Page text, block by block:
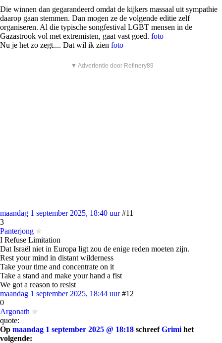
Die winnen dan gegarandeerd omdat de kijkers massaal uit sympathie
daarop gaan stemmen. Dan mogen ze de volgende editie zelf
organiseren. Al die typische songfestival LGBT mensen in de
Gazastrook vol met extremisten, gaat vast goed. foto
Nu je het zo zegt.... Dat wil ik zien foto
▼ Advertentie door Refinery89
maandag 1 september 2025, 18:40 uur #11
3
Panterjong
I Refuse Limitation
Dat Israël niet in Europa ligt zou de enige reden moeten zijn.
Rest your mind in distant wilderness
Take your time and concentrate on it
Take a stand and make your hand a fist
We got a reason to resist
maandag 1 september 2025, 18:44 uur #12
0
Argonath
quote:
Op maandag 1 september 2025 @ 18:18 schreefGrimi het
volgende: